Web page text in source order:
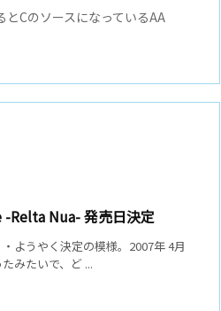
とCのソースになっているAA
-Relta Nua- 発売日決定
ようやく決定の模様。2007年 4月
みたいで、ど ...